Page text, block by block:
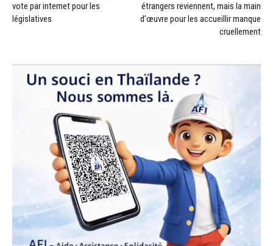
vote par internet pour les
législatives
étrangers reviennent, mais la main
d’œuvre pour les accueillir manque
cruellement